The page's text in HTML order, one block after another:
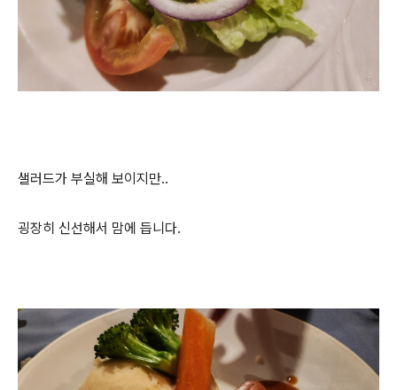
샐러드가 부실해 보이지만..
굉장히 신선해서 맘에 듭니다.